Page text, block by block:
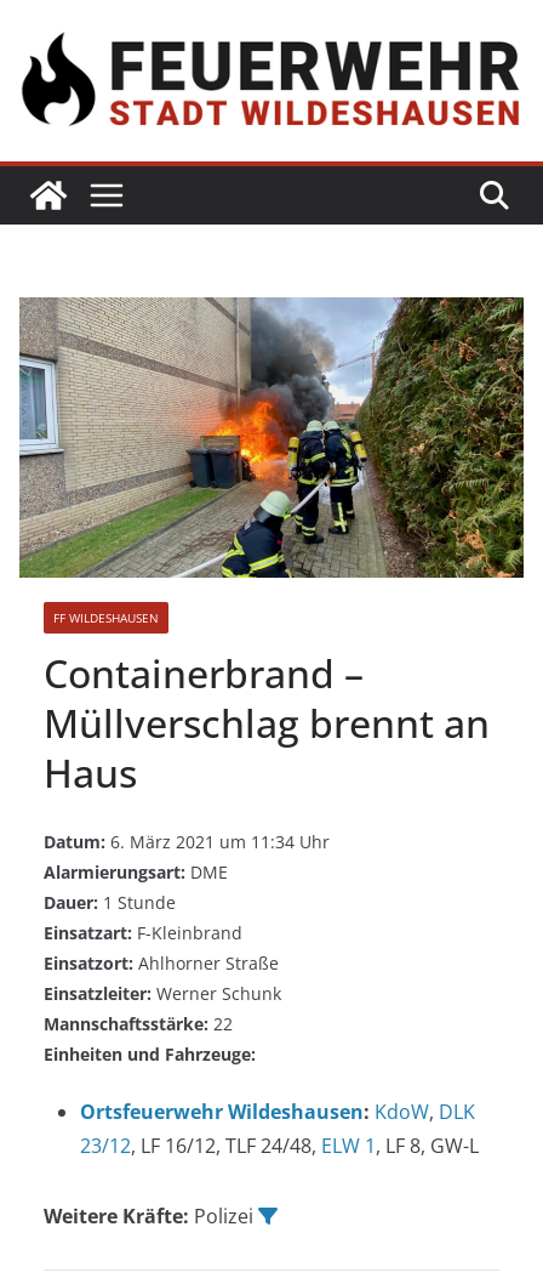
FF WILDESHAUSEN
Containerbrand –
Müllverschlag brennt an
Haus
Datum: 6. März 2021 um 11:34 Uhr
Alarmierungsart: DME
Dauer: 1 Stunde
Einsatzart: F-Kleinbrand
Einsatzort: Ahlhorner Straße
Einsatzleiter: Werner Schunk
Mannschaftsstärke: 22
Einheiten und Fahrzeuge:
Ortsfeuerwehr Wildeshausen: KdoW, DLK
23/12, LF 16/12, TLF 24/48, ELW 1, LF 8, GW-L
Weitere Kräfte: Polizei